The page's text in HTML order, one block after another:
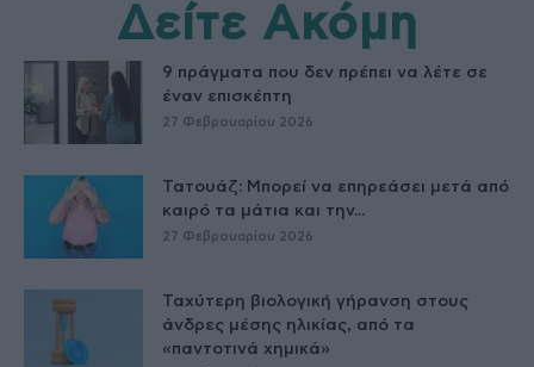
Δείτε Ακόμη
9 πράγματα που δεν πρέπει να λέτε σε
έναν επισκέπτη
27 Φεβρουαρίου 2026
Τατουάζ: Μπορεί να επηρεάσει μετά από
καιρό τα μάτια και την...
27 Φεβρουαρίου 2026
Ταχύτερη βιολογική γήρανση στους
άνδρες μέσης ηλικίας, από τα
«παντοτινά χημικά»